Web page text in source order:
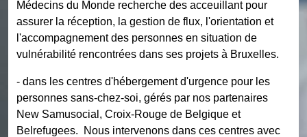
Médecins du Monde recherche des acceuillant pour
assurer la réception, la gestion de flux, l'orientation et
l'accompagnement des personnes en situation de
vulnérabilité rencontrées dans ses projets à Bruxelles.
- dans les centres d'hébergement d'urgence pour les
personnes sans-chez-soi, gérés par nos partenaires
New Samusocial, Croix-Rouge de Belgique et
Belrefugees. Nous intervenons dans ces centres avec